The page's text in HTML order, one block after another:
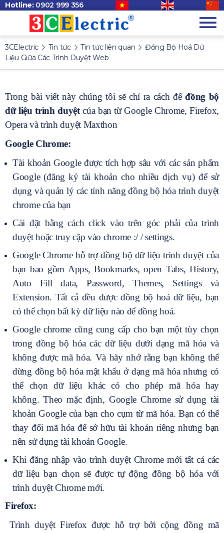
Hotline: 0902 999 356
3CElectric Tin tức Tin tức liên quan
Đồng Bộ Hoá Dữ
Liệu Giữa Các Trình Duyệt Web
Trong bài viết này chúng tôi sẽ chỉ ra cách đểđồng bộ
dữ liệu trình duyệtcủa bạn từ Google Chrome, Firefox,
Opera và trình duyệt Maxthon
Google Chrome:
Tài khoản Google được tích hợp sâu với các sản phẩm
Google (đăng ký tài khoản cho nhiều dịch vụ) để sử
dụng và quản lý các tính năng đồng bộ hóa trình duyệt
chrome của bạn
Cài đặt bằng cách click vào trên góc phải của trình
duyệt hoặc truy cập vào chrome :/ / settings.
Google Chrome hỗ trợ đồng bộ dữ liệu trình duyệt của
bạn bao gồm Apps, Bookmarks, open Tabs, History,
Auto Fill data, Password, Themes, Settings và
Extension. Tất cả đều được đồng bộ hoá dữ liệu, bạn
có thể chọn bất kỳ dữ liệu nào để đồng hoá.
Google chrome cũng cung cấp cho bạn một tùy chọn
trong đồng bộ hóa các dữ liệu dưới dạng mã hóa và
không được mã hóa. Và hãy nhớ rằng bạn không thể
dừng đồng bộ hóa mật khẩu ở dạng mã hóa nhưng có
thể chọn dữ liệu khác có cho phép mã hóa hay
không. Theo mặc định, Google Chrome sử dụng tài
khoản Google của bạn cho cụm từ mã hóa. Bạn có thể
thay đổi mã hóa để sở hữu tài khoản riêng nhưng bạn
nên sử dụng tài khoản Google.
Khi đăng nhập vào trình duyệt Chrome mới tất cả các
dữ liệu bạn chọn sẽ được tự động đồng bộ hóa với
trình duyệt Chrome mới.
Firefox:
Trình duyệt Firefox được hỗ trợ bởi cộng đồng mã